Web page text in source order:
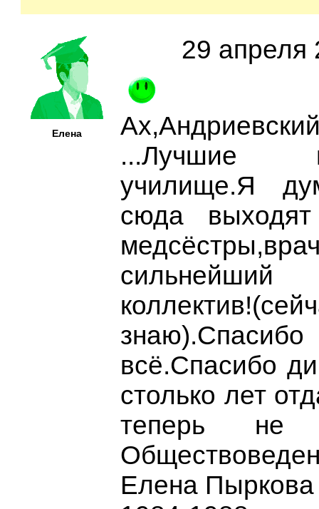
Елена
29 апреля
...Лучшие
училище.Я
сюда выходят
сильнейший
всё.Спасибо
столько лет
теперь не
Елена Пыркова